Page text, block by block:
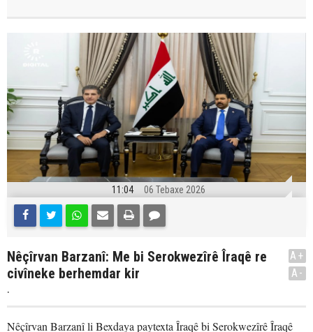
11:04 06 Tebaxe 2026
Nêçîrvan Barzanî: Me bi Serokwezîrê Îraqê re
civîneke berhemdar kir
.
A+
A-
Nêçîrvan Barzanî li Bexdaya paytexta Îraqê bi Serokwezîrê Îraqê